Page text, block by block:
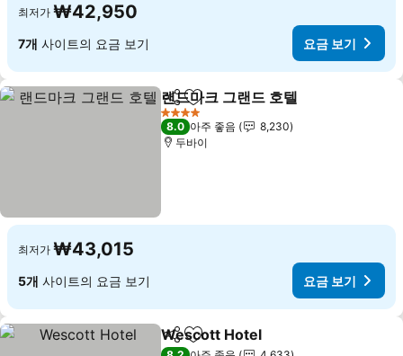
최저가 ₩42,950
7개 사이트의 요금 보기 요금 보기
공유 즐겨찾기에 추가
랜드마크 그랜드 호텔
4 성급
8.0 아주 좋음
8,230
두바이
최저가 ₩43,015
5개 사이트의 요금 보기 요금 보기
공유 즐겨찾기에 추가
Wescott Hotel